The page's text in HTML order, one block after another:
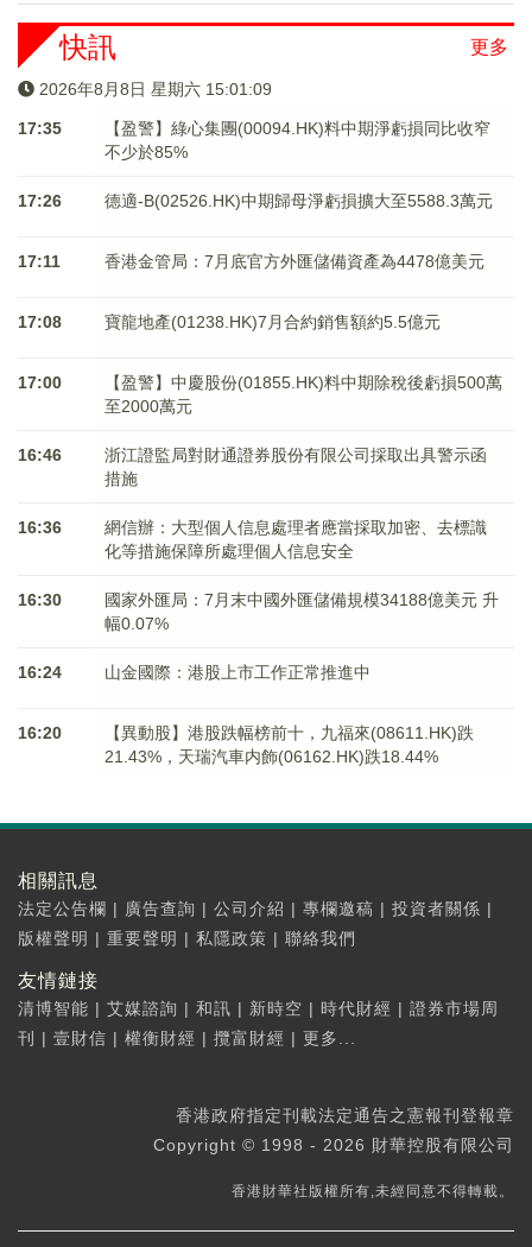
更多
快訊
2026年8月8日 星期六 15:01:09
17:35
【盈警】綠心集團(00094.HK)料中期淨虧損同比收窄
不少於85%
17:26 德適-B(02526.HK)中期歸母淨虧損擴大至5588.3萬元
17:11 香港金管局：7月底官方外匯儲備資產為4478億美元
17:08 寶龍地產(01238.HK)7月合約銷售額約5.5億元
17:00
【盈警】中慶股份(01855.HK)料中期除稅後虧損500萬
至2000萬元
16:46
浙江證監局對財通證券股份有限公司採取出具警示函
措施
16:36
網信辦：大型個人信息處理者應當採取加密、去標識
化等措施保障所處理個人信息安全
16:30
國家外匯局：7月末中國外匯儲備規模34188億美元 升
幅0.07%
16:24 山金國際：港股上市工作正常推進中
16:20
【異動股】港股跌幅榜前十，九福來(08611.HK)跌
21.43%，天瑞汽車内飾(06162.HK)跌18.44%
相關訊息
法定公告欄 | 廣告查詢 | 公司介紹 | 專欄邀稿 | 投資者關係 |
版權聲明 | 重要聲明 | 私隱政策 | 聯絡我們
友情鏈接
清博智能 | 艾媒諮詢 | 和訊 | 新時空 | 時代財經 | 證券市場周
刊
| 壹財信 | 權衡財經 | 攬富財經 | 更多...
香港政府指定刊載法定通告之憲報刊登報章
Copyright © 1998 - 2026 財華控股有限公司
香港財華社版權所有,未經同意不得轉載。